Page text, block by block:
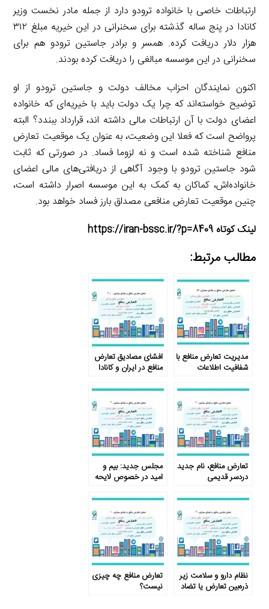
ارتباطات خاصی با خانواده ترودو دارد از جمله مادر نخست وزیر
کانادا در پنج ساله گذشته برای سخنرانی در این خیریه مبلغ ۳۱۲
هزار دلار دریافت کرده. همسر و برادر جاستین ترودو هم برای
سخنرانی در این موسسه مبالغی را دریافت کرده بودند.
اکنون نمایندگان احزاب مخالف دولت و جاستین ترودو از او
توضیح خواسته‌اند که چرا یک دولت باید با خیریه‌ای که خانواده
اعضای دولت با آن ارتباطات مالی داشته اند، قرارداد ببندد؟ البته
پرواضح است که فعلا این وضعیت، به عنوان یک موقعیت تعارض
منافع شناخته شده است و نه لزوما فساد. در صورتی که ثابت
شود جاستین ترودو با وجود آگاهی از دریافتی‌های مالی اعضای
خانواده‌اش، کماکان به کمک به این موسسه اصرار داشته است،
چنین موقعیت تعارض منافعی مصداق بارز فساد خواهد بود.
لینک کوتاه https://iran-bssc.ir/?p=8409
مطالب مرتبط:
مدیریت تعارض منافع با
شفافیت اطلاعات
افشای مصادیق تعارض
منافع در ایران و کانادا
تعارض منافع، نام جدید
دردسر قدیمی
مجلس جدید: بیم و
امید در خصوص لایحه
نظام دارو و سلامت زیر
ذره‌بین تعارض یا تضاد
تعارض منافع چه چیزی
نیست؟